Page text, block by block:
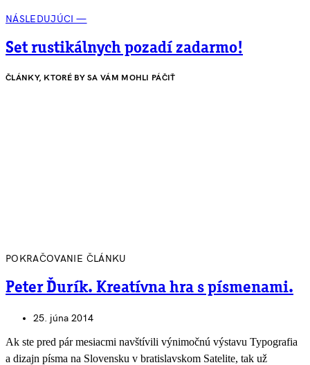
NÁSLEDUJÚCI —
Set rustikálnych pozadí zadarmo!
ČLÁNKY, KTORÉ BY SA VÁM MOHLI PÁČIŤ
POKRAČOVANIE ČLÁNKU
Peter Ďurík. Kreatívna hra s písmenami.
25. júna 2014
Ak ste pred pár mesiacmi navštívili výnimočnú výstavu Typografia
a dizajn písma na Slovensku v bratislavskom Satelite, tak už